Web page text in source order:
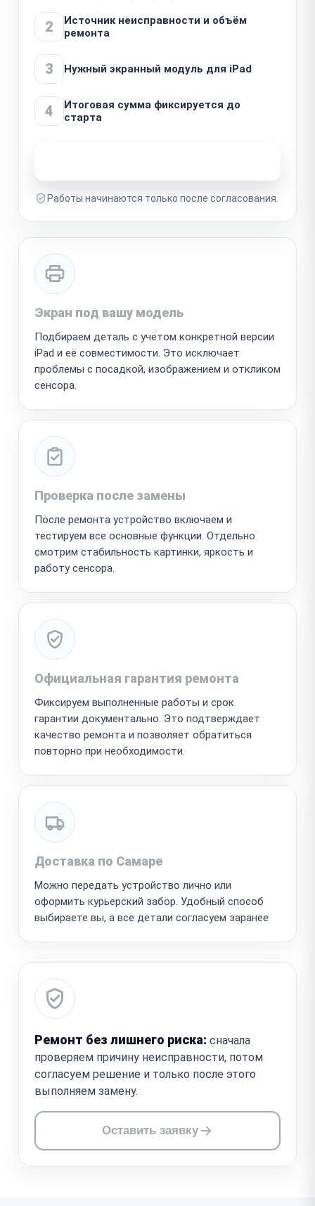
2
Источник неисправности и объём
ремонта
3 Нужный экранный модуль для iPad
4
Итоговая сумма фиксируется до
старта
Работы начинаются только после согласования.
Экран под вашу модель
Подбираем деталь с учётом конкретной версии
iPad и её совместимости. Это исключает
проблемы с посадкой, изображением и откликом
сенсора.
Проверка после замены
После ремонта устройство включаем и
тестируем все основные функции. Отдельно
смотрим стабильность картинки, яркость и
работу сенсора.
Официальная гарантия ремонта
Фиксируем выполненные работы и срок
гарантии документально. Это подтверждает
качество ремонта и позволяет обратиться
повторно при необходимости.
Доставка по Самаре
Можно передать устройство лично или
оформить курьерский забор. Удобный способ
выбираете вы, а все детали согласуем заранее
Ремонт без лишнего риска: сначала
проверяем причину неисправности, потом
согласуем решение и только после этого
выполняем замену.
Оставить заявку